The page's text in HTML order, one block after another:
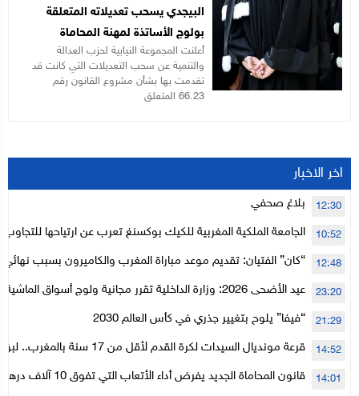
البيجدي يسحب تعديلاته المتعلقة
بولوج الأساتذة لمهنة المحاماة
أعلنت المجموعة النيابية لحزب العدالة
والتنمية عن سحب التعديلات التي كانت قد
تقدمت بها بشأن مشروع القانون رقم
66.23 المتعلق
اخر الاخبار
بلاغ صحفي 12:30
الجامعة الملكية المغربية للكيك بوكسنغ تعرب عن ارتياحها
الأعلى للحسابات
10:52
“كان” الفتيان: تقديم موعد مباراة المغرب والكاميرون بسبب نهائي 12:48
عيد الأضحى 2026: وزارة الداخلية تقرر مجانية ولوج أسواق
لتنظيمها
23:20
“فيفا” يلوح بتغيير جذري في كأس العالم 2030 21:29
قرعة مونديال السيدات لكرة القدم لأقل
المستوى الأول
14:52
قانون المحاماة الجديد يفرض أداء الأتعاب التي تفوق 10 آلاف درهم بالشيك 14:01